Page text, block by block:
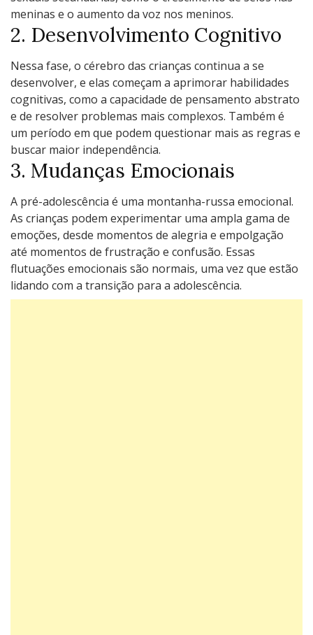
meninas e o aumento da voz nos meninos.
2. Desenvolvimento Cognitivo
Nessa fase, o cérebro das crianças continua a se
desenvolver, e elas começam a aprimorar habilidades
cognitivas, como a capacidade de pensamento abstrato
e de resolver problemas mais complexos. Também é
um período em que podem questionar mais as regras e
buscar maior independência.
3. Mudanças Emocionais
A pré-adolescência é uma montanha-russa emocional.
As crianças podem experimentar uma ampla gama de
emoções, desde momentos de alegria e empolgação
até momentos de frustração e confusão. Essas
flutuações emocionais são normais, uma vez que estão
lidando com a transição para a adolescência.